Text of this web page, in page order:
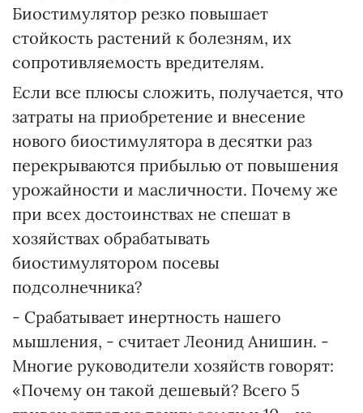
Биостимулятор резко повышает
стойкость растений к болезням, их
сопротивляемость вредителям.
Если все плюсы сложить, получается, что
затраты на приобретение и внесение
нового биостимулятора в десятки раз
перекрываются прибылью от повышения
урожайности и масличности. Почему же
при всех достоинствах не спешат в
хозяйствах обрабатывать
биостимулятором посевы
подсолнечника?
- Срабатывает инертность нашего
мышления, - считает Леонид Анишин. -
Многие руководители хозяйств говорят:
«Почему он такой дешевый? Всего 5